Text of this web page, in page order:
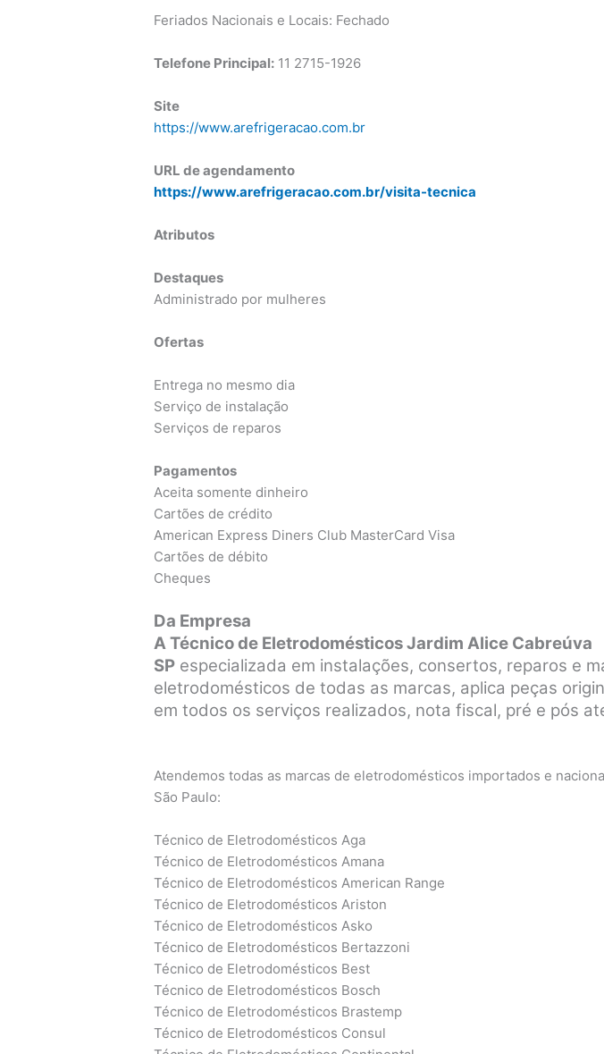
Feriados Nacionais e Locais: Fechado
Telefone Principal: 11 2715-1926
Site
https://www.arefrigeracao.com.br
URL de agendamento
https://www.arefrigeracao.com.br/visita-tecnica
Atributos
Destaques
Administrado por mulheres
Ofertas
Entrega no mesmo dia
Serviço de instalação
Serviços de reparos
Pagamentos
Aceita somente dinheiro
Cartões de crédito
American Express Diners Club MasterCard Visa
Cartões de débito
Cheques
Da Empresa
A Técnico de Eletrodomésticos Jardim Alice Cabreúva
SP especializada em instalações, consertos, reparos e
eletrodomésticos de todas as marcas, aplica peças
em todos os serviços realizados, nota fiscal, pré e pós
Atendemos todas as marcas de eletrodomésticos importados e
São Paulo:
Técnico de Eletrodomésticos Aga
Técnico de Eletrodomésticos Amana
Técnico de Eletrodomésticos American Range
Técnico de Eletrodomésticos Ariston
Técnico de Eletrodomésticos Asko
Técnico de Eletrodomésticos Bertazzoni
Técnico de Eletrodomésticos Best
Técnico de Eletrodomésticos Bosch
Técnico de Eletrodomésticos Brastemp
Técnico de Eletrodomésticos Consul